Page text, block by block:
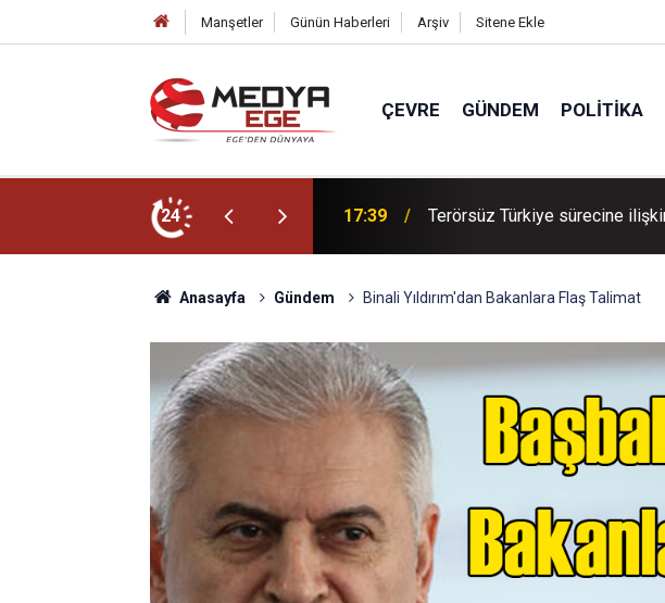
Manşetler Günün Haberleri Arşiv Sitene Ekle
ÇEVRE GÜNDEM POLITIKA
24
teklifi TBMM Adalet Komisyonu'nda 17:33 Mevsimlik işçi ırmakta boğuldu
Anasayfa Gündem Binali Yıldırım'dan Bakanlara Flaş Talimat